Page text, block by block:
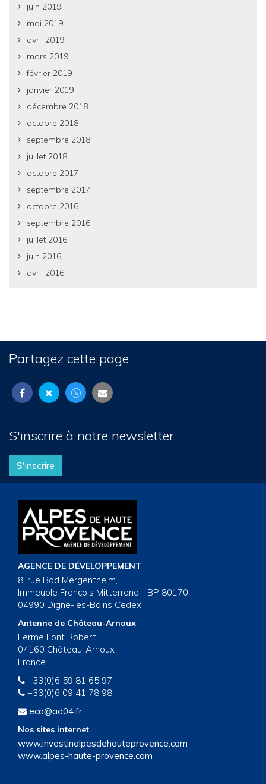
juin 2019
mai 2019
avril 2019
mars 2019
février 2019
janvier 2019
décembre 2018
octobre 2018
septembre 2018
juillet 2018
octobre 2017
septembre 2017
octobre 2016
septembre 2016
juillet 2016
juin 2016
avril 2016
Partagez cette page
S'inscrire à notre newsletter
S'inscrire
AGENCE DE DÉVELOPPEMENT
8, rue Bad Mergentheim,
Immeuble François Mitterrand - BP 80170
04990 Digne-les-Bains Cedex
Antenne de Château-Arnoux
Ferme Font Robert
04160 Château-Arnoux
France
+33(0)6 59 81 65 97
+33(0)6 09 41 78 98
eco@ad04.fr
Nos sites internet
www.investinalpesdehauteprovence.com
www.alpes-haute-provence.com